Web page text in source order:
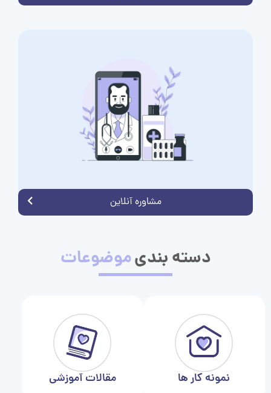
مشاوره آنلاین
دسته بندیموضوعات
نمونه کار ها مقالات آموزشی